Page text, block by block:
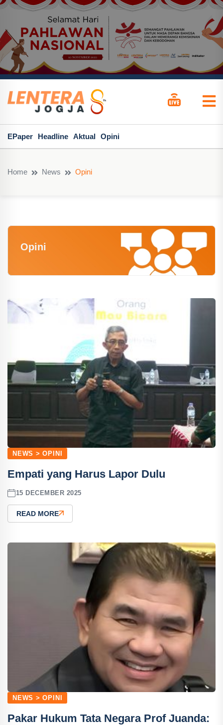
EPaper Headline Aktual Opini
Home News Opini
Opini
NEWS > OPINI
Empati yang Harus Lapor Dulu
15 DECEMBER 2025
READ MORE
NEWS > OPINI
Pakar Hukum Tata Negara Prof Juanda: